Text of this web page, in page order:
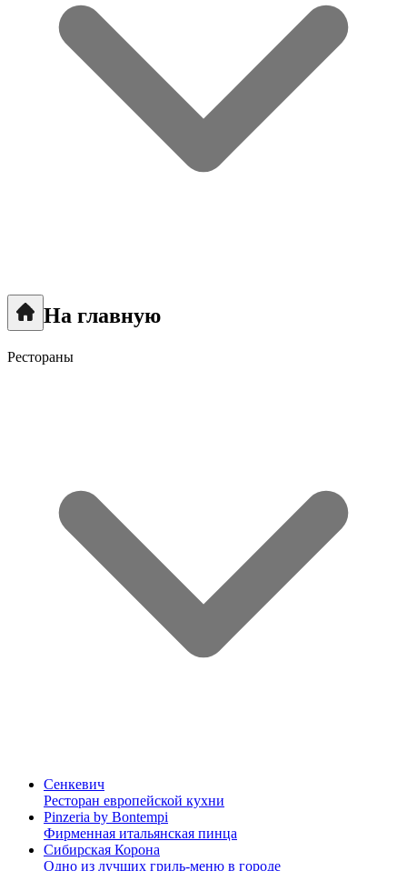
На главную
Рестораны
Сенкевич
Ресторан европейской кухни
Pinzeria by Bontempi
Фирменная итальянская пинца
Сибирская Корона
Одно из лучших гриль-меню в городе